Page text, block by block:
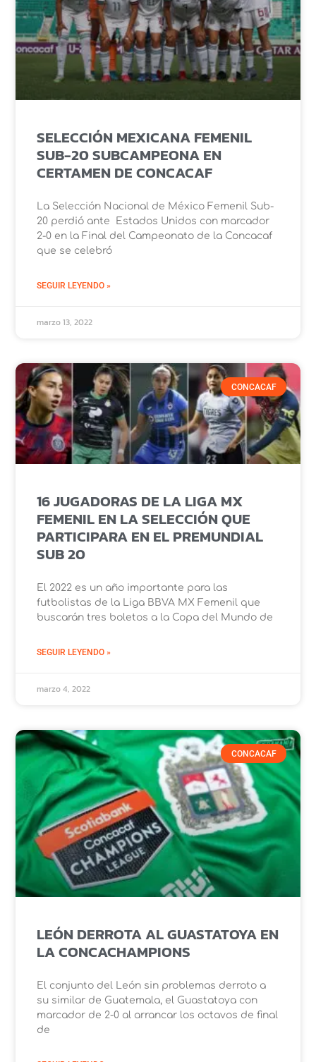
SELECCIÓN MEXICANA FEMENIL
SUB-20 SUBCAMPEONA EN
CERTAMEN DE CONCACAF
La Selección Nacional de México Femenil Sub-
20 perdió ante Estados Unidos con marcador
2-0 en la Final del Campeonato de la Concacaf
que se celebró
SEGUIR LEYENDO »
marzo 13, 2022
CONCACAF
16 JUGADORAS DE LA LIGA MX
FEMENIL EN LA SELECCIÓN QUE
PARTICIPARA EN EL PREMUNDIAL
SUB 20
El 2022 es un año importante para las
futbolistas de la Liga BBVA MX Femenil que
buscarán tres boletos a la Copa del Mundo de
SEGUIR LEYENDO »
marzo 4, 2022
CONCACAF
LEÓN DERROTA AL GUASTATOYA EN
LA CONCACHAMPIONS
El conjunto del León sin problemas derroto a
su similar de Guatemala, el Guastatoya con
marcador de 2-0 al arrancar los octavos de final
de